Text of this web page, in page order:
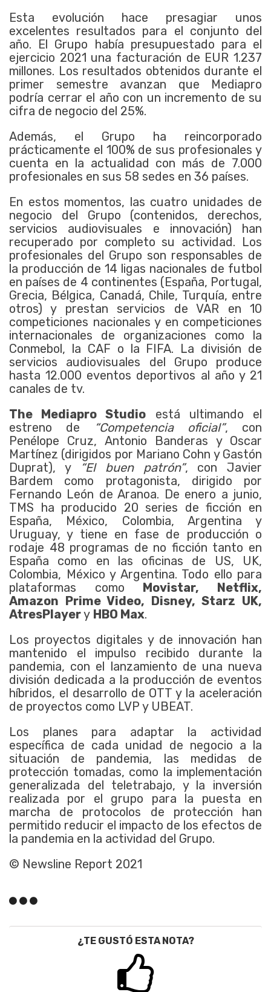
Esta evolución hace presagiar unos
excelentes resultados para el conjunto del
año. El Grupo había presupuestado para el
ejercicio 2021 una facturación de EUR 1.237
millones. Los resultados obtenidos durante el
primer semestre avanzan que Mediapro
podría cerrar el año con un incremento de su
cifra de negocio del 25%.
Además, el Grupo ha reincorporado
prácticamente el 100% de sus profesionales y
cuenta en la actualidad con más de 7.000
profesionales en sus 58 sedes en 36 países.
En estos momentos, las cuatro unidades de
negocio del Grupo (contenidos, derechos,
servicios audiovisuales e innovación) han
recuperado por completo su actividad. Los
profesionales del Grupo son responsables de
la producción de 14 ligas nacionales de futbol
en países de 4 continentes (España, Portugal,
Grecia, Bélgica, Canadá, Chile, Turquía, entre
otros) y prestan servicios de VAR en 10
competiciones nacionales y en competiciones
internacionales de organizaciones como la
Conmebol, la CAF o la FIFA. La división de
servicios audiovisuales del Grupo produce
hasta 12.000 eventos deportivos al año y 21
canales de tv.
The Mediapro Studio está ultimando el
estreno de
“Competencia oficial”, con
Penélope Cruz, Antonio Banderas y Oscar
Martínez (dirigidos por Mariano Cohn y Gastón
Duprat), y
“El buen patrón”, con Javier
Bardem como protagonista, dirigido por
Fernando León de Aranoa. De enero a junio,
TMS ha producido 20 series de ficción en
España, México, Colombia, Argentina y
Uruguay, y tiene en fase de producción o
rodaje 48 programas de no ficción tanto en
España como en las oficinas de US, UK,
Colombia, México y Argentina. Todo ello para
plataformas como Movistar, Netflix,
Amazon Prime Video, Disney, Starz UK,
AtresPlayery HBO Max.
Los proyectos digitales y de innovación han
mantenido el impulso recibido durante la
pandemia, con el lanzamiento de una nueva
división dedicada a la producción de eventos
híbridos, el desarrollo de OTT y la aceleración
de proyectos como LVP y UBEAT.
Los planes para adaptar la actividad
específica de cada unidad de negocio a la
situación de pandemia, las medidas de
protección tomadas, como la implementación
generalizada del teletrabajo, y la inversión
realizada por el grupo para la puesta en
marcha de protocolos de protección han
permitido reducir el impacto de los efectos de
la pandemia en la actividad del Grupo.
© Newsline Report 2021
¿TE GUSTÓ ESTA NOTA?